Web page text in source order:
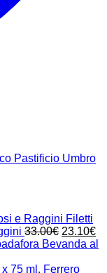
Pastificio Umbro
Filetti
33.00€ Il
prezzo
era:
23.10€Il
Bevanda al